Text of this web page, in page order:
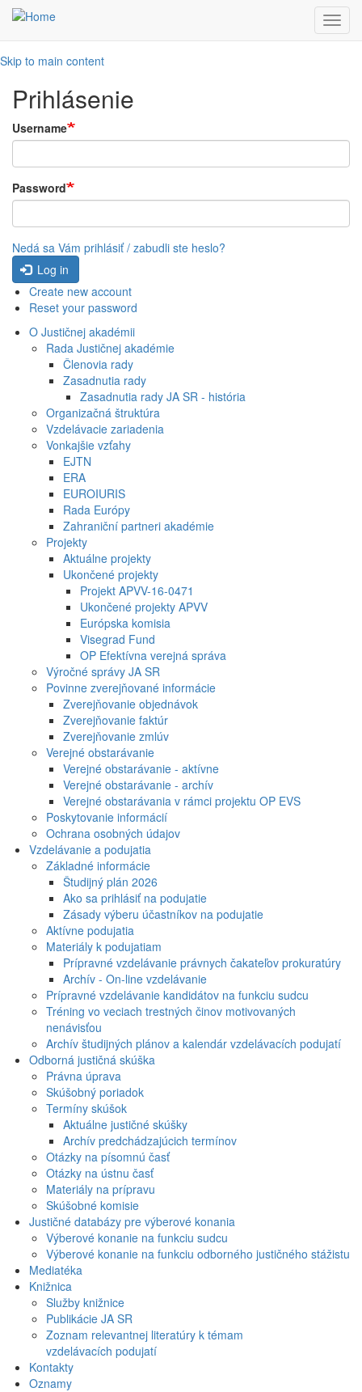
Skip to main content
Prihlásenie
Username
Password
Nedá sa Vám prihlásiť / zabudli ste heslo?
Log in
Create new account
Reset your password
O Justičnej akadémii
Rada Justičnej akadémie
Členovia rady
Zasadnutia rady
Zasadnutia rady JA SR - história
Organizačná štruktúra
Vzdelávacie zariadenia
Vonkajšie vzťahy
EJTN
ERA
EUROIURIS
Rada Európy
Zahraniční partneri akadémie
Projekty
Aktuálne projekty
Ukončené projekty
Projekt APVV-16-0471
Ukončené projekty APVV
Európska komisia
Visegrad Fund
OP Efektívna verejná správa
Výročné správy JA SR
Povinne zverejňované informácie
Zverejňovanie objednávok
Zverejňovanie faktúr
Zverejňovanie zmlúv
Verejné obstarávanie
Verejné obstarávanie - aktívne
Verejné obstarávanie - archív
Verejné obstarávania v rámci projektu OP EVS
Poskytovanie informácií
Ochrana osobných údajov
Vzdelávanie a podujatia
Základné informácie
Študijný plán 2026
Ako sa prihlásiť na podujatie
Zásady výberu účastníkov na podujatie
Aktívne podujatia
Materiály k podujatiam
Prípravné vzdelávanie právnych čakateľov prokuratúry
Archív - On-line vzdelávanie
Prípravné vzdelávanie kandidátov na funkciu sudcu
Tréning vo veciach trestných činov motivovaných
nenávisťou
Archív študijných plánov a kalendár vzdelávacích podujatí
Odborná justičná skúška
Právna úprava
Skúšobný poriadok
Termíny skúšok
Aktuálne justičné skúšky
Archív predchádzajúcich termínov
Otázky na písomnú časť
Otázky na ústnu časť
Materiály na prípravu
Skúšobné komisie
Justičné databázy pre výberové konania
Výberové konanie na funkciu sudcu
Výberové konanie na funkciu odborného justičného stážistu
Mediatéka
Knižnica
Služby knižnice
Publikácie JA SR
Zoznam relevantnej literatúry k témam
vzdelávacích podujatí
Kontakty
Oznamy